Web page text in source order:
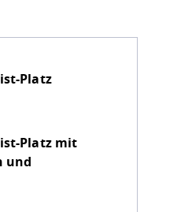
Platz
Platz mit
und